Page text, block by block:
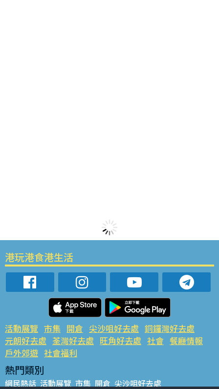
港玩港食港生活
活動展覽 市集 開倉 尖沙咀好去處 銅鑼灣好去處
元朗好去處 荃灣好去處 旺角好去處 社會 餐廳情報
戶外郊遊 社會福利
熱門類別
網民熱話 活動展覽 市集 開倉 尖沙咀好去處